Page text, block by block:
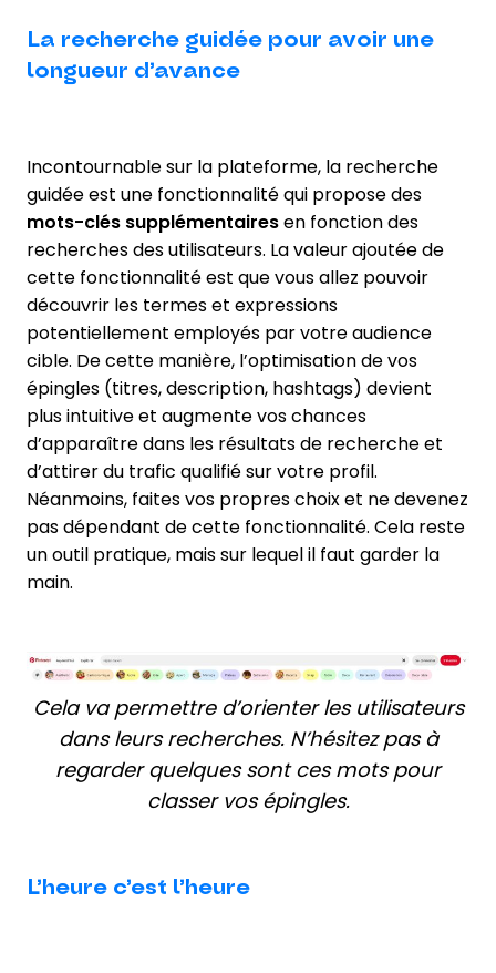
La recherche guidée pour avoir une
longueur d’avance
Incontournable sur la plateforme, la recherche
guidée est une fonctionnalité qui propose des
mots-clés supplémentairesen fonction des
recherches des utilisateurs. La valeur ajoutée de
cette fonctionnalité est que vous allez pouvoir
découvrir les termes et expressions
potentiellement employés par votre audience
cible. De cette manière, l’optimisation de vos
épingles (titres, description, hashtags) devient
plus intuitive et augmente vos chances
d’apparaître dans les résultats de recherche et
d’attirer du trafic qualifié sur votre profil.
Néanmoins, faites vos propres choix et ne devenez
pas dépendant de cette fonctionnalité. Cela reste
un outil pratique, mais sur lequel il faut garder la
main.
Cela va permettre d’orienter les utilisateurs
dans leurs recherches. N’hésitez pas à
regarder quelques sont ces mots pour
classer vos épingles.
L’heure c’est l’heure